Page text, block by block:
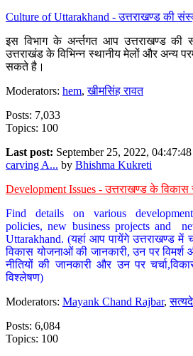
Culture of Uttarakhand - उत्तराखण्ड की
इस विभाग के अर्न्तगत आप उत्तराखण्ड की
उत्तराखंड के विभिन्न स्थानीय मेलों और अन्य
सकते है।
Moderators: hem,खीमसिंह रावत
Posts: 7,033
Topics: 100
Last post: September 25, 2022,
carving A... by Bhishma Kukreti
Development Issues - उत्तराखण्ड के विकास
Find details on various
policies, new business projects and
Uttarakhand. (यहां आप पायेंगे उत्तराखण्ड में
विकास योजनाओं की जानकारी, उन पर
नीतियों की जानकारी और उन पर
विश्लेषण)
Moderators: Mayank Chand Rajbar,
Posts: 6,084
Topics: 100